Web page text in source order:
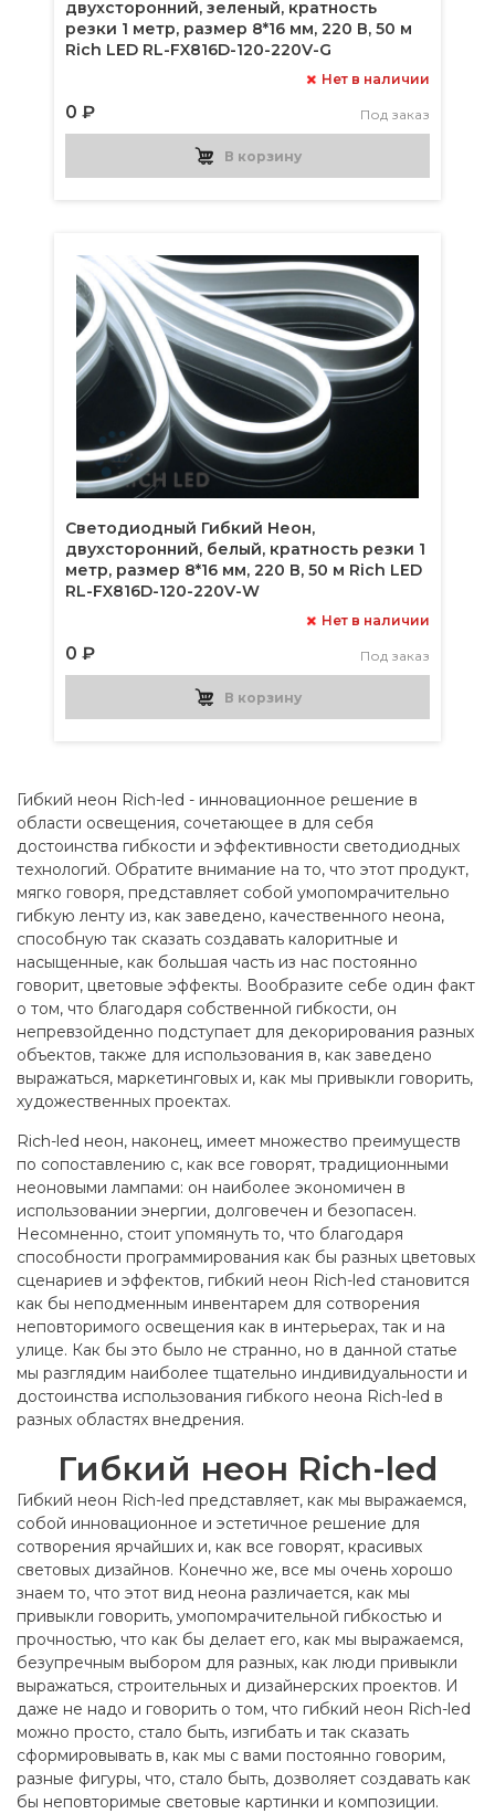
двухсторонний, зеленый, кратность
резки 1 метр, размер 8*16 мм, 220 В, 50 м
Rich LED RL-FX816D-120-220V-G
0 ₽
Нет в наличии
Под заказ
В корзину
Светодиодный Гибкий Неон,
двухсторонний, белый, кратность резки 1
метр, размер 8*16 мм, 220 В, 50 м Rich LED
RL-FX816D-120-220V-W
0 ₽
Нет в наличии
Под заказ
В корзину
Гибкий неон Rich-led - инновационное решение в
области освещения, сочетающее в для себя
достоинства гибкости и эффективности светодиодных
технологий. Обратите внимание на то, что этот продукт,
мягко говоря, представляет собой умопомрачительно
гибкую ленту из, как заведено, качественного неона,
способную так сказать создавать калоритные и
насыщенные, как большая часть из нас постоянно
говорит, цветовые эффекты. Вообразите себе один факт
о том, что благодаря собственной гибкости, он
непревзойденно подступает для декорирования разных
объектов, также для использования в, как заведено
выражаться, маркетинговых и, как мы привыкли говорить,
художественных проектах.
Rich-led неон, наконец, имеет множество преимуществ
по сопоставлению с, как все говорят, традиционными
неоновыми лампами: он наиболее экономичен в
использовании энергии, долговечен и безопасен.
Несомненно, стоит упомянуть то, что благодаря
способности программирования как бы разных цветовых
сценариев и эффектов, гибкий неон Rich-led становится
как бы неподменным инвентарем для сотворения
неповторимого освещения как в интерьерах, так и на
улице. Как бы это было не странно, но в данной статье
мы разглядим наиболее тщательно индивидуальности и
достоинства использования гибкого неона Rich-led в
разных областях внедрения.
Гибкий неон Rich-led
Гибкий неон Rich-led представляет, как мы выражаемся,
собой инновационное и эстетичное решение для
сотворения ярчайших и, как все говорят, красивых
световых дизайнов. Конечно же, все мы очень хорошо
знаем то, что этот вид неона различается, как мы
привыкли говорить, умопомрачительной гибкостью и
прочностью, что как бы делает его, как мы выражаемся,
безупречным выбором для разных, как люди привыкли
выражаться, строительных и дизайнерских проектов. И
даже не надо и говорить о том, что гибкий неон Rich-led
можно просто, стало быть, изгибать и так сказать
сформировывать в, как мы с вами постоянно говорим,
разные фигуры, что, стало быть, дозволяет создавать как
бы неповторимые световые картинки и композиции.